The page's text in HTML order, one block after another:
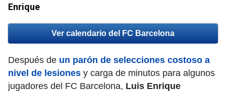
Enrique
Ver calendario del FC Barcelona
Después de un parón de selecciones costoso a
nivel de lesiones y carga de minutos para algunos
jugadores del FC Barcelona, Luis Enrique